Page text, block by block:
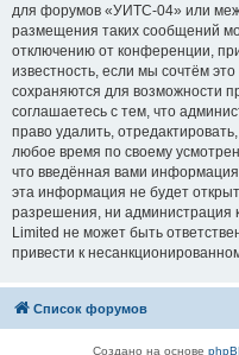
для форумов «УИТС-04» или
размещения таких сообщений
отключению от конференции,
известность, если мы сочтём
сохраняются для возможности
соглашаетесь с тем, что
право удалить,
любое время по своему
что введённая вами
эта информация не будет
разрешения, ни
Limited не может быть
привести к
Список форумов
Создано на основе